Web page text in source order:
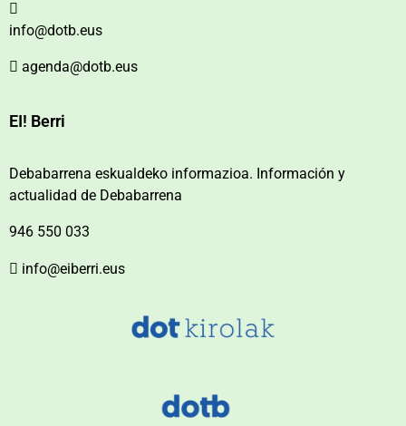
info@dotb.eus
agenda@dotb.eus
EI! Berri
Debabarrena eskualdeko informazioa. Información y
actualidad de Debabarrena
946 550 033
info@eiberri.eus